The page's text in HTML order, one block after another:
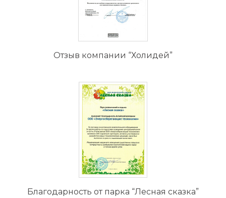
Отзыв компании “Холидей”
Благодарность от парка “Лесная сказка”